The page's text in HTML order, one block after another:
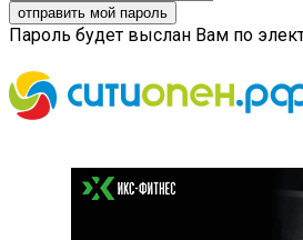
Пароль будет выслан Вам по